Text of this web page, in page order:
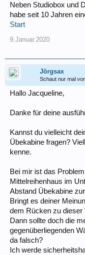
Neben Studiobox und
habe seit 10 Jahren
Start
9.Januar.2020
Jörgsax
Schaut nur mal
Hallo Jacqueline,
Danke für deine
Kannst du vielleicht
Übekabine fragen?
kenne.
Bei mir ist das
Mittelreihenhaus im
Abstand Übekabine
Bringt es deiner
dem Rücken zu dieser
Dann sollte doch die
gegenüberliegenden
da falsch?
Ich werde